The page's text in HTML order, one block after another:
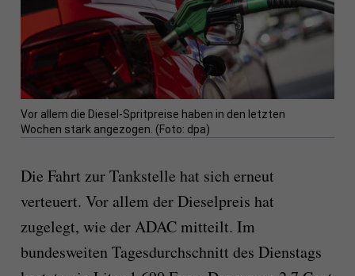
Vor allem die Diesel-Spritpreise haben in den letzten
Wochen stark angezogen. (Foto: dpa)
Die Fahrt zur Tankstelle hat sich erneut
verteuert. Vor allem der Dieselpreis hat
zugelegt, wie der ADAC mitteilt. Im
bundesweiten Tagesdurchschnitt des Dienstags